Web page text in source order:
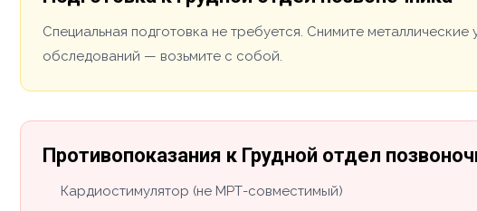
Специальная подготовка не требуется. Снимите
обследований — возьмите с собой.
Противопоказания к Грудной отдел
Кардиостимулятор (не МРТ-совместимый)